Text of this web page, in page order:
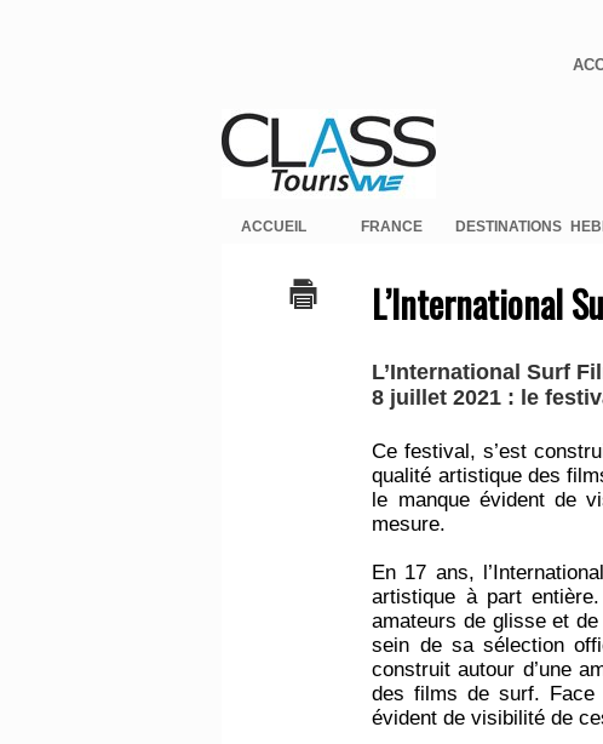
ACCUEIL FRANCE DESTINATIONS
L’International
L’International Surf
8 juillet 2021 : le
Ce festival, s’est
qualité artistique des
le manque évident de
mesure.
En 17 ans,
artistique à part
amateurs de glisse et
sein de sa sélection
construit autour d’une
des films de surf. Face
évident de visibilité de